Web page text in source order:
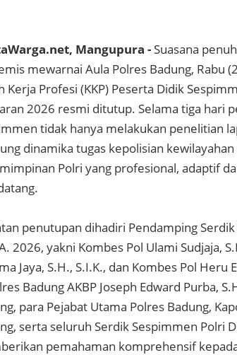
Mangupura - Suasana
mewarnai Aula Polres Badung, Rabu
Kerja Profesi (KKP) Peserta Didik
2026 resmi ditutup. Selama tiga hari
tidak hanya melakukan penelitian
dinamika tugas kepolisian
Polri yang profesional, adaptif
penutupan dihadiri Pendamping
2026, yakni Kombes Pol Ulami Sudjaja,
Jaya, S.H., S.I.K., dan Kombes Pol Heru
Badung AKBP Joseph Edward Purba,
para Pejabat Utama Polres Badung,
serta seluruh Serdik Sespimmen Polri
pemahaman komprehensif